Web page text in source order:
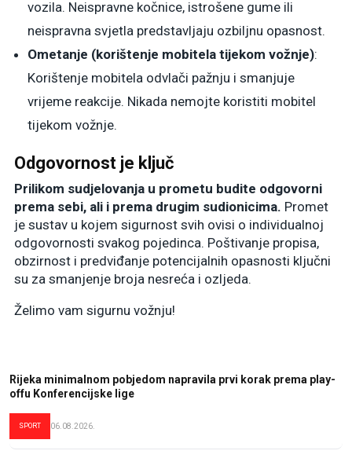
vozila. Neispravne kočnice, istrošene gume ili
neispravna svjetla predstavljaju ozbiljnu opasnost.
Ometanje (korištenje mobitela tijekom vožnje):
Korištenje mobitela odvlači pažnju i smanjuje
vrijeme reakcije. Nikada nemojte koristiti mobitel
tijekom vožnje.
Odgovornost je ključ
Prilikom sudjelovanja u prometu budite odgovorni
prema sebi, ali i prema drugim sudionicima. Promet
je sustav u kojem sigurnost svih ovisi o individualnoj
odgovornosti svakog pojedinca. Poštivanje propisa,
obzirnost i predviđanje potencijalnih opasnosti ključni
su za smanjenje broja nesreća i ozljeda.
Želimo vam sigurnu vožnju!
Rijeka minimalnom pobjedom napravila prvi korak prema play-
offu Konferencijske lige
SPORT 06.08.2026.